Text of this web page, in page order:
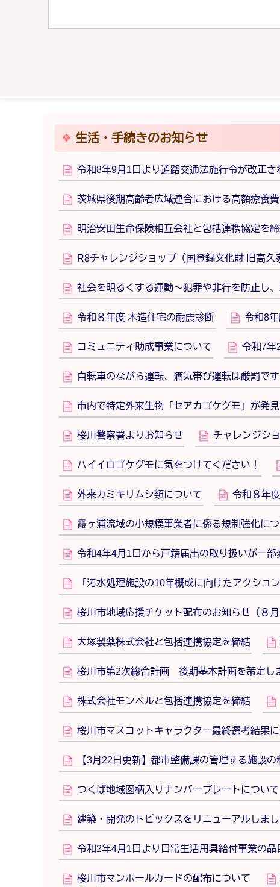
生活・手続きのお知らせ
令和8年9月1日より道路交通法施行令が改正さ
茨城県後期高齢者広域連合における高額療養
明治安田生命保険相互会社と包括連携協定を
R8チャレンジショップ（国登録文化財 旧高久
社会を明るくする運動～犯罪や非行を防止し
令和８年度 木造住宅の耐震診断 令和8
コミュニティ助成事業について 令和7年
自転車のながら運転、酒気帯び運転は厳罰です
市内で特定外来生物「セアカゴケグモ」が発見
桜川警察署よりお知らせ チャレンジシ
ハイイロゴケグモに気をつけてください！
外来カミキリムシ類について 令和８年
霞ヶ浦流域の小規模事業者に係る規制強化に
令和4年4月1日から戸籍届出の取り扱いが一
「汚水処理施設の10年概成に向けたアクショ
桜川市地域応援チケット配布のお知らせ（８
大塚製薬株式会社と包括連携協定を締結
桜川市第2次総合計画 後期基本計画を策定し
株式会社モンベルと包括連携協定を締結
桜川市マスコットキャラクター最終選考結果
【3月22日更新】都市整備課の管理する施設
つくば地域図柄入りナンバープレートについて
建築・開発のトピックスをリニューアルしまし
令和2年4月1日より日常生活用具給付事業の
桜川市マンホールカードの配布について